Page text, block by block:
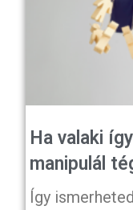
Ha valaki
manipulál
Így